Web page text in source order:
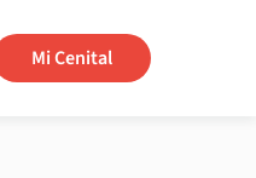
Mi Cenital